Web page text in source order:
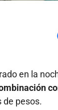
en la
de pesos.